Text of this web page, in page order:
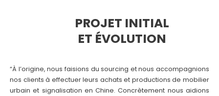
PROJET INITIAL
ET ÉVOLUTION
“À l’origine, nous faisions du sourcing et nous accompagnions
nos clients à effectuer leurs achats et productions de mobilier
urbain et signalisation en Chine. Concrètement nous aidions